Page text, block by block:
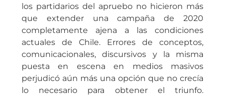
los partidarios del apruebo no hicieron más
que extender una campaña de 2020
completamente ajena a las condiciones
actuales de Chile. Errores de conceptos,
comunicacionales, discursivos y la misma
puesta en escena en medios masivos
perjudicó aún más una opción que no crecía
lo necesario para obtener el triunfo.